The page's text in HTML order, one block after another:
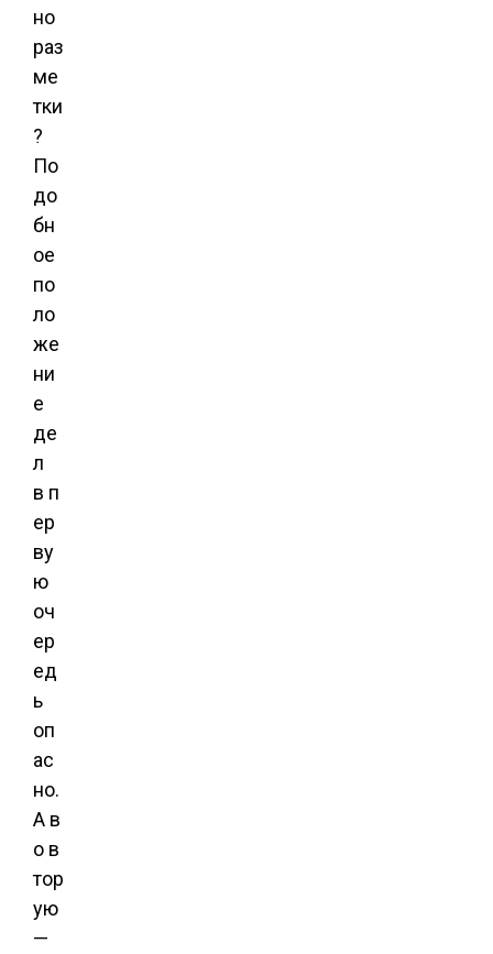
но
раз
ме
тки
?
По
до
бн
ое
по
ло
же
ни
е
де
л
в п
ер
ву
ю
оч
ер
ед
ь
оп
ас
но.
А в
о в
тор
ую
—